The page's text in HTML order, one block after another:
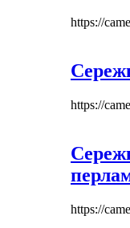
https://
https://
https://